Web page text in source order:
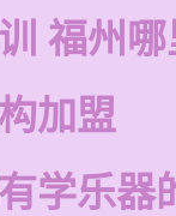
福州
加盟
学乐器